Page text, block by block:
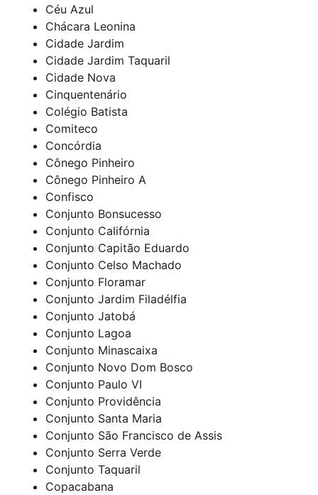
Céu Azul
Chácara Leonina
Cidade Jardim
Cidade Jardim Taquaril
Cidade Nova
Cinquentenário
Colégio Batista
Comiteco
Concórdia
Cônego Pinheiro
Cônego Pinheiro A
Confisco
Conjunto Bonsucesso
Conjunto Califórnia
Conjunto Capitão Eduardo
Conjunto Celso Machado
Conjunto Floramar
Conjunto Jardim Filadélfia
Conjunto Jatobá
Conjunto Lagoa
Conjunto Minascaixa
Conjunto Novo Dom Bosco
Conjunto Paulo VI
Conjunto Providência
Conjunto Santa Maria
Conjunto São Francisco de Assis
Conjunto Serra Verde
Conjunto Taquaril
Copacabana